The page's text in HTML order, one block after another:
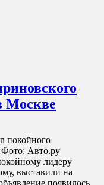
Москве
покойного
Авто.ру
лидеру
выставили на
появилось